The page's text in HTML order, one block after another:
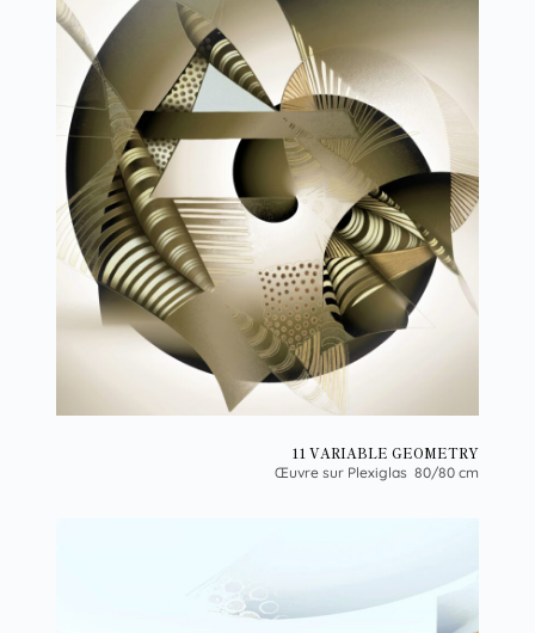
11 VARIABLE GEOMETRY
Œuvre sur Plexiglas 80/80 cm